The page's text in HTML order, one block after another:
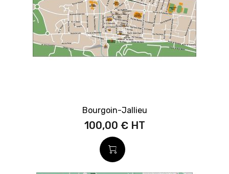
Bourgoin-Jallieu
100,00 €